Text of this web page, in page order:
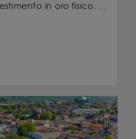
in oro fisico. ...